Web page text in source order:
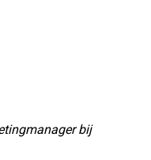
bij